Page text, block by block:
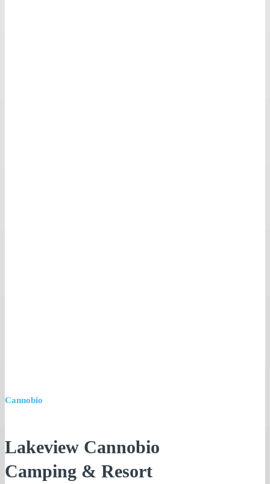
Cannobio
Lakeview Cannobio
Camping & Resort